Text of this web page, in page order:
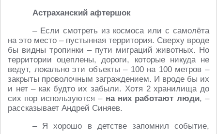
Астраханский афтершок
– Если смотреть из космоса или с самолёта
на это место – пустынная территория. Сверху вроде
бы видны тропинки – пути миграций животных. Но
территории оцеплены, дороги, которые никуда не
ведут, локально эти объекты – 100 на 100 метров –
закрыты проволочным заграждением. И вроде бы их
и нет – как будто их забыли. Хотя 2 хранилища до
сих пор используются – на них работают люди, –
рассказывает Андрей Синяев.
– Я хорошо в детстве запомнил событие,